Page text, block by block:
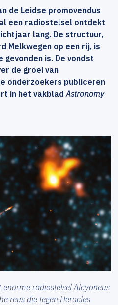
de Leidse promovendus
een radiostelsel ontdekt
lang. De structuur,
Melkwegen op een rij, is
is. De vondst
de groei van
onderzoekers publiceren
in het vakbladAstronomy
enorme radiostelsel Alcyoneus
reus die tegen Heracles